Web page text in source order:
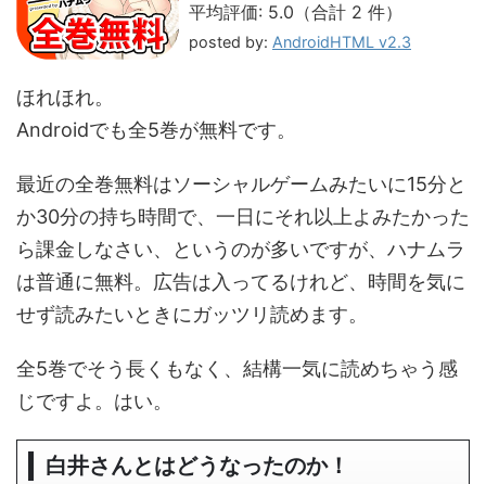
平均評価: 5.0（合計 2 件）
posted by: AndroidHTML v2.3
ほれほれ。
Androidでも全5巻が無料です。
最近の全巻無料はソーシャルゲームみたいに15分と
か30分の持ち時間で、一日にそれ以上よみたかった
ら課金しなさい、というのが多いですが、ハナムラ
は普通に無料。広告は入ってるけれど、時間を気に
せず読みたいときにガッツリ読めます。
全5巻でそう長くもなく、結構一気に読めちゃう感
じですよ。はい。
白井さんとはどうなったのか！